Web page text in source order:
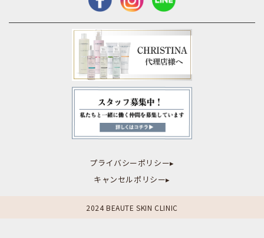
プライバシーポリシー▸
キャンセルポリシー▸
2024 BEAUTE SKIN CLINIC